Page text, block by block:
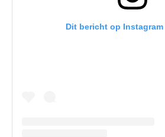
Dit bericht op